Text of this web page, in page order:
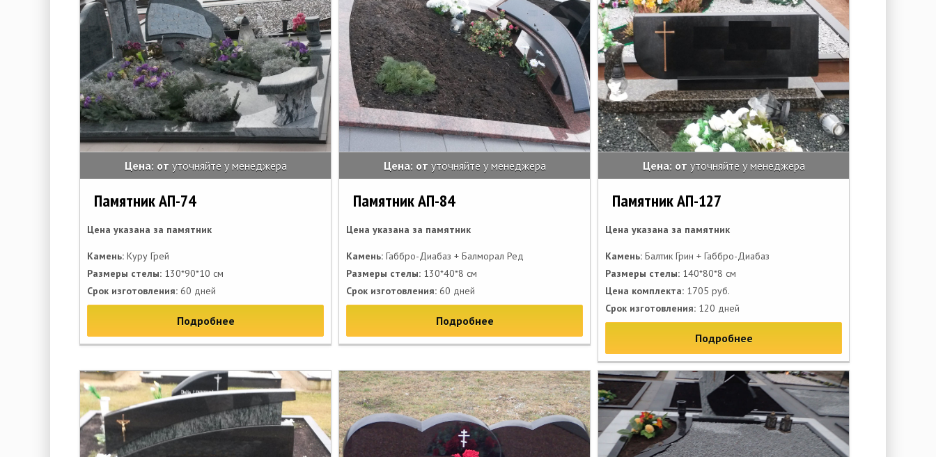
Цена: от уточняйте у менеджера
Памятник АП-74
Цена указана за памятник
Камень: Куру Грей
Размеры стелы: 130*90*10 см
Срок изготовления: 60 дней
Подробнее
Цена: от уточняйте у менеджера
Памятник АП-84
Цена указана за памятник
Камень: Габбро-Диабаз + Балморал Ред
Размеры стелы: 130*40*8 см
Срок изготовления: 60 дней
Подробнее
Цена: от уточняйте у менеджера
Памятник АП-127
Цена указана за памятник
Камень: Балтик Грин + Габбро-Диабаз
Размеры стелы: 140*80*8 см
Цена комплекта: 1705 руб.
Срок изготовления: 120 дней
Подробнее